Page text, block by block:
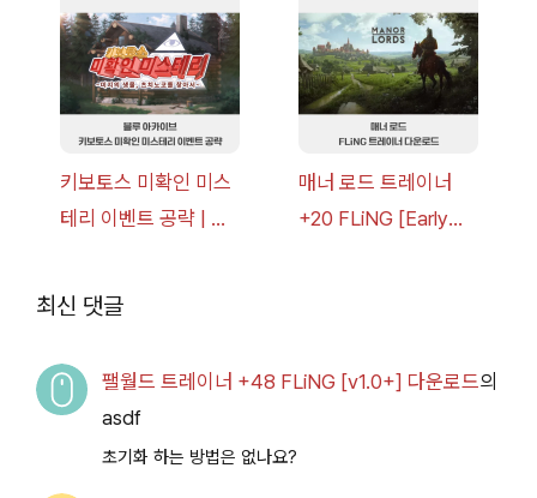
v1.0+] 다운로드
드
키보토스 미확인 미스
테리 이벤트 공략 | 블
매너 로드 트레이너
+20 FLiNG [Early
최신 댓글
팰월드 트레이너 +48 FLiNG [v1.0+] 다운로드의
asdf
초기화 하는 방법은 없나요?